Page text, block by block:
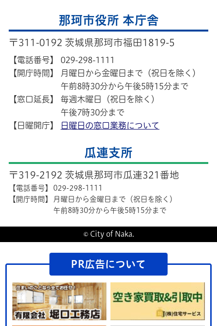
那珂市役所 本庁舎
〒311-0192 茨城県那珂市福田1819-5
【電話番号】
029-298-1111
【開庁時間】
月曜日から金曜日まで（祝日を除く）
午前8時30分から午後5時15分まで
【窓口延長】
毎週木曜日（祝日を除く）
午後7時30分まで
【日曜開庁】
日曜日の窓口業務について
瓜連支所
〒319-2192 茨城県那珂市瓜連321番地
【電話番号】
029-298-1111
【開庁時間】
月曜日から金曜日まで（祝日を除く）
午前8時30分から午後5時15分まで
© City of Naka.
PR広告について